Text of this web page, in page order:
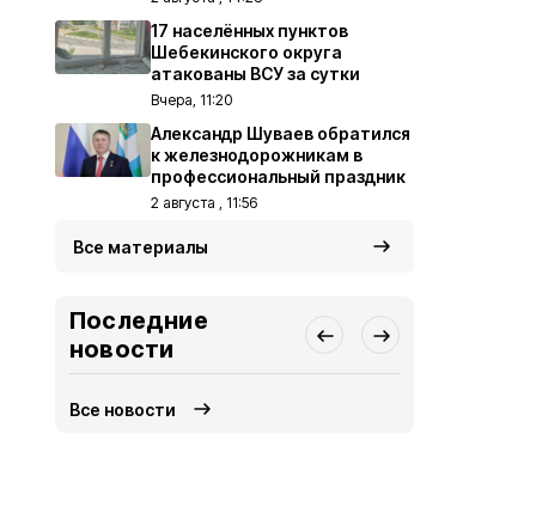
17 населённых пунктов
Шебекинского округа
атакованы ВСУ за сутки
Вчера, 11:20
Александр Шуваев обратился
к железнодорожникам в
профессиональный праздник
2 августа , 11:56
Все материалы
Последние
новости
Все новости